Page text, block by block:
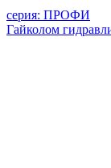
серия: ПРОФИ
Гайколом